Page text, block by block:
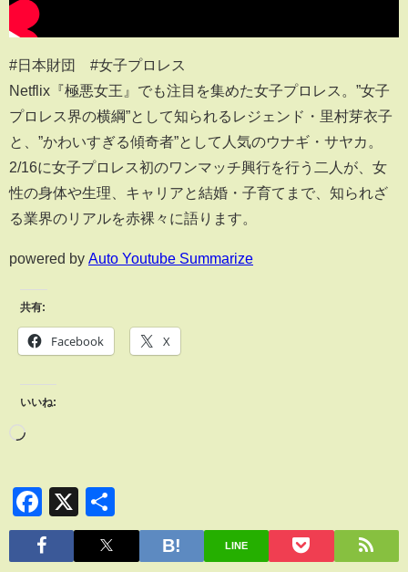
#日本財団 #女子プロレス
Netflix『極悪女王』でも注目を集めた女子プロレス。”女子
プロレス界の横綱”として知られるレジェンド・里村芽衣子
と、”かわいすぎる傾奇者”として人気のウナギ・サヤカ。
2/16に女子プロレス初のワンマッチ興行を行う二人が、女
性の身体や生理、キャリアと結婚・子育てまで、知られざ
る業界のリアルを赤裸々に語ります。
powered by Auto Youtube Summarize
共有:
Facebook X
いいね:
Facebook
X
有
LINE